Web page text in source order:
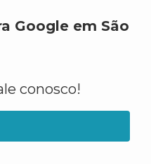
Google em São
conosco!